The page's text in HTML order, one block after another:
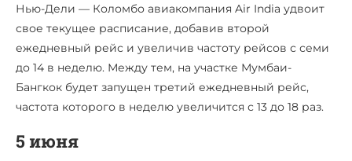
Нью-Дели — Коломбо авиакомпания Air India удвоит
свое текущее расписание, добавив второй
ежедневный рейс и увеличив частоту рейсов с семи
до 14 в неделю. Между тем, на участке Мумбаи-
Бангкок будет запущен третий ежедневный рейс,
частота которого в неделю увеличится с 13 до 18 раз.
5 июня